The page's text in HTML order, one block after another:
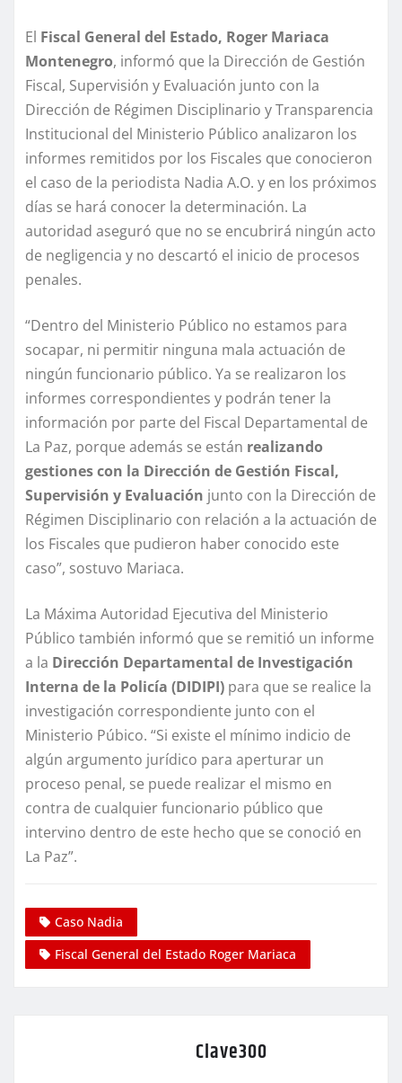
El Fiscal General del Estado, Roger Mariaca
Montenegro, informó que la Dirección de Gestión
Fiscal, Supervisión y Evaluación junto con la
Dirección de Régimen Disciplinario y Transparencia
Institucional del Ministerio Público analizaron los
informes remitidos por los Fiscales que conocieron
el caso de la periodista Nadia A.O. y en los próximos
días se hará conocer la determinación. La
autoridad aseguró que no se encubrirá ningún acto
de negligencia y no descartó el inicio de procesos
penales.
“Dentro del Ministerio Público no estamos para
socapar, ni permitir ninguna mala actuación de
ningún funcionario público. Ya se realizaron los
informes correspondientes y podrán tener la
información por parte del Fiscal Departamental de
La Paz, porque además se están realizando
gestiones con la Dirección de Gestión Fiscal,
Supervisión y Evaluación junto con la Dirección de
Régimen Disciplinario con relación a la actuación de
los Fiscales que pudieron haber conocido este
caso”, sostuvo Mariaca.
La Máxima Autoridad Ejecutiva del Ministerio
Público también informó que se remitió un informe
a la Dirección Departamental de Investigación
Interna de la Policía (DIDIPI) para que se realice la
investigación correspondiente junto con el
Ministerio Púbico. “Si existe el mínimo indicio de
algún argumento jurídico para aperturar un
proceso penal, se puede realizar el mismo en
contra de cualquier funcionario público que
intervino dentro de este hecho que se conoció en
La Paz”.
Caso Nadia
Fiscal General del Estado Roger Mariaca
Clave300